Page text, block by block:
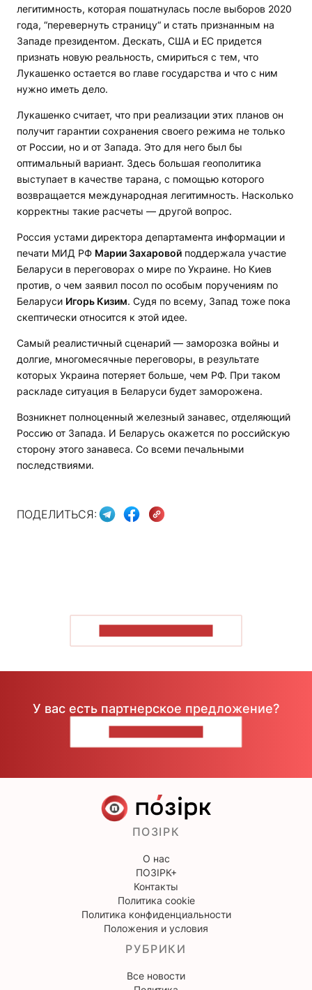
легитимность, которая пошатнулась после выборов 2020
года, “перевернуть страницу“ и стать признанным на
Западе президентом. Дескать, США и ЕС придется
признать новую реальность, смириться с тем, что
Лукашенко остается во главе государства и что с ним
нужно иметь дело.
Лукашенко считает, что при реализации этих планов он
получит гарантии сохранения своего режима не только
от России, но и от Запада. Это для него был бы
оптимальный вариант. Здесь большая геополитика
выступает в качестве тарана, с помощью которого
возвращается международная легитимность. Насколько
корректны такие расчеты — другой вопрос.
Россия устами директора департамента информации и
печати МИД РФ Марии Захаровой поддержала участие
Беларуси в переговорах о мире по Украине. Но Киев
против, о чем заявил посол по особым поручениям по
Беларуси Игорь Кизим. Судя по всему, Запад тоже пока
скептически относится к этой идее.
Самый реалистичный сценарий — заморозка войны и
долгие, многомесячные переговоры, в результате
которых Украина потеряет больше, чем РФ. При таком
раскладе ситуация в Беларуси будет заморожена.
Возникнет полноценный железный занавес, отделяющий
Россию от Запада. И Беларусь окажется по российскую
сторону этого занавеса. Со всеми печальными
последствиями.
ПОДЕЛИТЬСЯ:
У вас есть партнерское предложение?
ПОЗІРК
О нас
ПОЗІРК+
Контакты
Политика cookie
Политика конфиденциальности
Положения и условия
РУБРИКИ
Все новости